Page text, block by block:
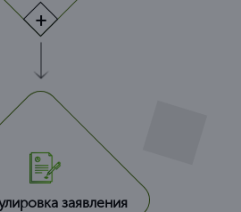
заявления